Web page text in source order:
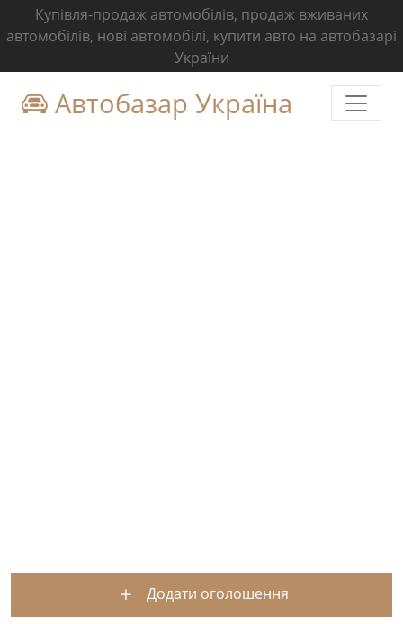
Купівля-продаж автомобілів, продаж вживаних
автомобілів, нові автомобілі, купити авто на автобазарі
України
Автобазар Україна
Додати оголошення